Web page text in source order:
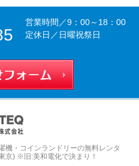
営業時間／9：00～18：00
定休日／日曜祝祭日
機・コインランドリーの無料レンタ
京) ※旧:美和電化で決まり！